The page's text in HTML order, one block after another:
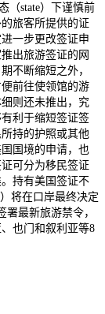
state）下谨慎前
旅客所提供的证
一步更改签证申
出旅游签证的网
不断缩短之外，
前往使领馆的游
则还未推出，究
利于缩短签证签
持的护照或其他
国境的申请，也
可分为移民签证
持有美国签证不
将在口岸最终决定
署最新旅游禁令，
也门和叙利亚等8